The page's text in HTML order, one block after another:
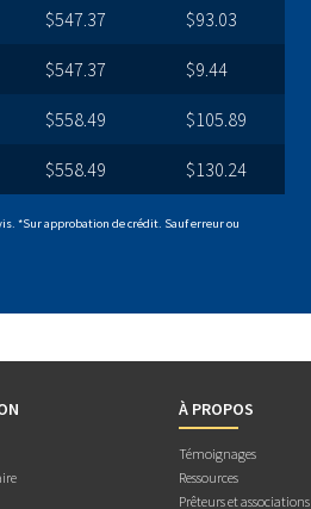
$547.37 $93.03
$547.37 $9.44
$558.49 $105.89
$558.49 $130.24
*Sur approbation de crédit. Sauf erreur ou
À PROPOS
Témoignages
Ressources
Prêteurs et associations